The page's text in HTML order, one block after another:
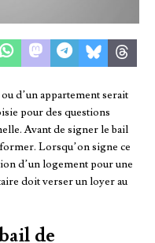
d’un appartement serait
pour des questions
Avant de signer le bail
Lorsqu’on signe ce
d’un logement pour une
doit verser un loyer au
de